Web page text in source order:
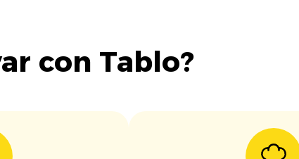
con Tablo?